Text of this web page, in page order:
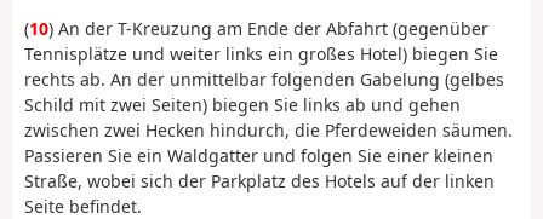
(10) An der T-Kreuzung am Ende der Abfahrt (gegenüber
Tennisplätze und weiter links ein großes Hotel) biegen Sie
rechts ab. An der unmittelbar folgenden Gabelung (gelbes
Schild mit zwei Seiten) biegen Sie links ab und gehen
zwischen zwei Hecken hindurch, die Pferdeweiden säumen.
Passieren Sie ein Waldgatter und folgen Sie einer kleinen
Straße, wobei sich der Parkplatz des Hotels auf der linken
Seite befindet.